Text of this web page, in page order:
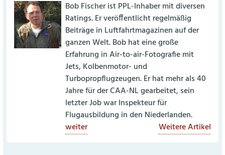
Bob Fischer ist PPL-Inhaber mit diversen
Ratings. Er veröffentlicht regelmäßig
Beiträge in Luftfahrtmagazinen auf der
ganzen Welt. Bob hat eine große
Erfahrung in Air-to-air-Fotografie mit
Jets, Kolbenmotor- und
Turbopropflugzeugen. Er hat mehr als 40
Jahre für der CAA-NL gearbeitet, sein
letzter Job war Inspekteur für
Flugausbildung in den Niederlanden.
weiter
Weitere Artikel